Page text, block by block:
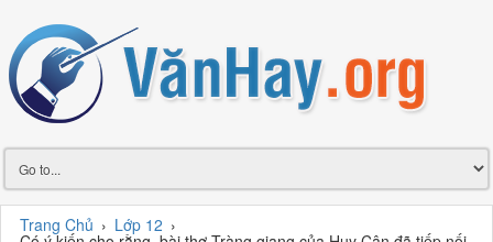
Trang Chủ › Lớp 12 ›